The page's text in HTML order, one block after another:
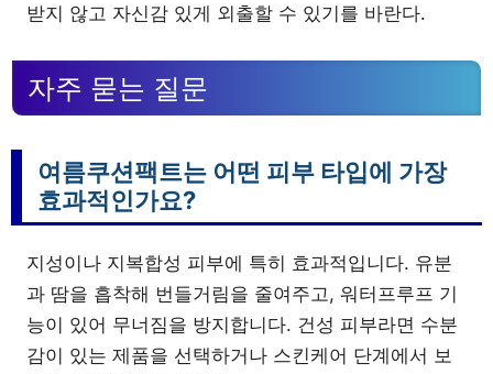
받지 않고 자신감 있게 외출할 수 있기를 바란다.
자주 묻는 질문
여름쿠션팩트는 어떤 피부 타입에 가장
효과적인가요?
지성이나 지복합성 피부에 특히 효과적입니다. 유분
과 땀을 흡착해 번들거림을 줄여주고, 워터프루프 기
능이 있어 무너짐을 방지합니다. 건성 피부라면 수분
감이 있는 제품을 선택하거나 스킨케어 단계에서 보